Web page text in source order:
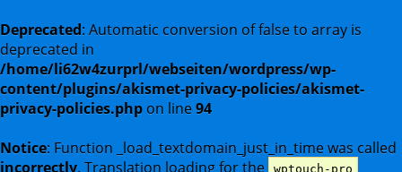
Deprecated: Automatic conversion of false to array is
deprecated in
/home/li62w4zurprl/webseiten/wordpress/wp-
content/plugins/akismet-privacy-policies/akismet-
privacy-policies.php on line94
Notice: Function _load_textdomain_just_in_time was called
incorrectly. Translation loading for the wptouch-pro